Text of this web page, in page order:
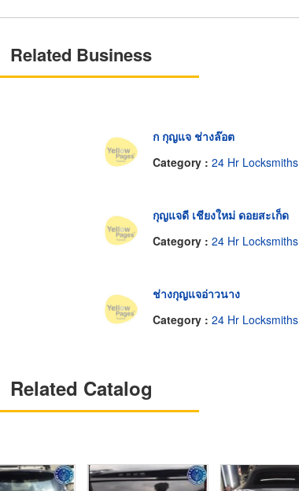
Related Business
ก กุญแจ ช่างล๊อต
Category : 24 Hr Locksmiths
กุญแจดี เชียงใหม่ ดอยสะเก็ด
Category : 24 Hr Locksmiths
ช่างกุญแจอ่าวนาง
Category : 24 Hr Locksmiths
Related Catalog